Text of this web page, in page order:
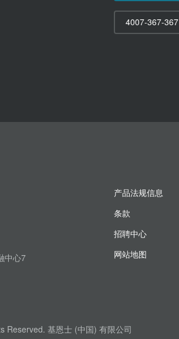
4007-367-367
中心7
产品法规信息
条款
招聘中心
网站地图
Reserved. 基恩士 (中国) 有限公司